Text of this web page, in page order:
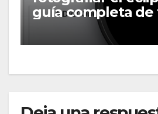
guía completa de